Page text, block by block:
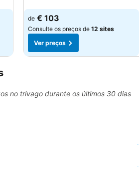
Ver preços
de € 103
Consulte os preços de 12 sites
Ver preços
no trivago durante os últimos 30 dias